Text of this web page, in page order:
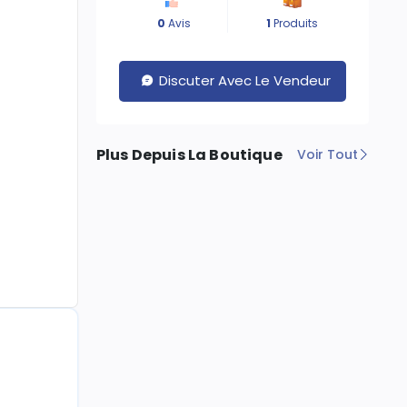
0 Avis 1 Produits
Discuter Avec Le Vendeur
Plus Depuis La Boutique Voir Tout